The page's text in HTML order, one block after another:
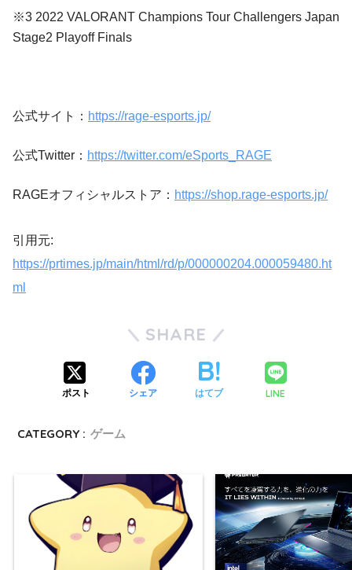
※3 2022 VALORANT Champions Tour Challengers Japan
Stage2 Playoff Finals
公式サイト： https://rage-esports.jp/
公式Twitter： https://twitter.com/eSports_RAGE
RAGEオフィシャルストア： https://shop.rage-esports.jp/
引用元:
https://prtimes.jp/main/html/rd/p/000000204.000059480.ht
ml
SHARE
ポスト シェア はてブ LINE
CATEGORY : ゲーム